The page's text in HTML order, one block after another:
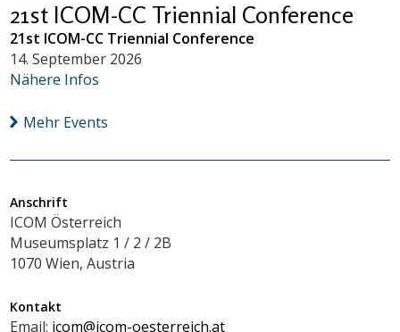
21st ICOM-CC Triennial Conference
21st ICOM-CC Triennial Conference
14. September 2026
Nähere Infos
Mehr Events
Anschrift
ICOM Österreich
Museumsplatz 1 / 2 / 2B
1070 Wien, Austria
Kontakt
Email: icom@icom-oesterreich.at